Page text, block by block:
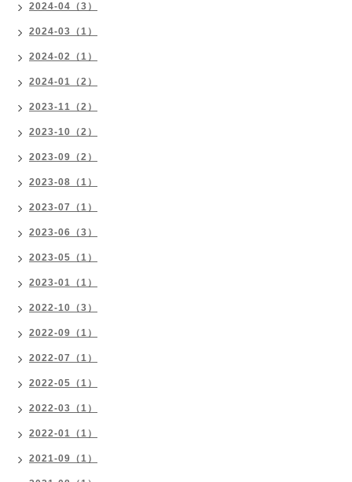
2024-04（3）
2024-03（1）
2024-02（1）
2024-01（2）
2023-11（2）
2023-10（2）
2023-09（2）
2023-08（1）
2023-07（1）
2023-06（3）
2023-05（1）
2023-01（1）
2022-10（3）
2022-09（1）
2022-07（1）
2022-05（1）
2022-03（1）
2022-01（1）
2021-09（1）